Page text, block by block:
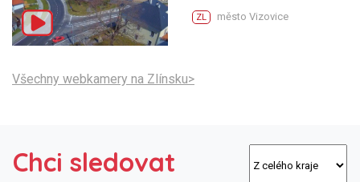
ZL město Vizovice
Všechny webkamery na Zlínsku>
Chci sledovat